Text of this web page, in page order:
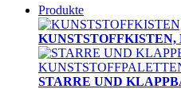
Produkte
STARRE UND